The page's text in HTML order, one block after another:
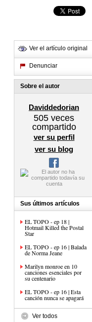
Ver el artículo original
Denunciar
Sobre el autor
Daviddedorian
505 veces
compartido
ver su perfil
ver su blog
Sus últimos artículos
EL TOPO - ep 18 |
Hotmail Killed the Postal
Star
EL TOPO - ep 16 | Balada
de Norma Jeane
Marilyn monroe en 10
canciones esenciales por
su centenario
EL TOPO - ep 16 | Esta
canción nunca se apagará
Ver todos